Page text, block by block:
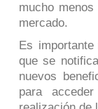
mucho
mercado.
Es
que se
nuevos
para